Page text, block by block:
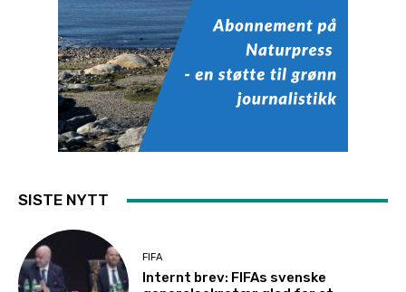
SISTE NYTT
FIFA
Internt brev: FIFAs svenske